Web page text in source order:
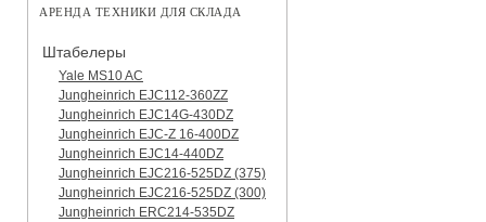
АРЕНДА ТЕХНИКИ ДЛЯ СКЛАДА
Штабелеры
Yale MS10 AC
Jungheinrich EJC112-360ZZ
Jungheinrich EJC14G-430DZ
Jungheinrich EJC-Z 16-400DZ
Jungheinrich EJC14-440DZ
Jungheinrich EJC216-525DZ (375)
Jungheinrich EJC216-525DZ (300)
Jungheinrich ERC214-535DZ